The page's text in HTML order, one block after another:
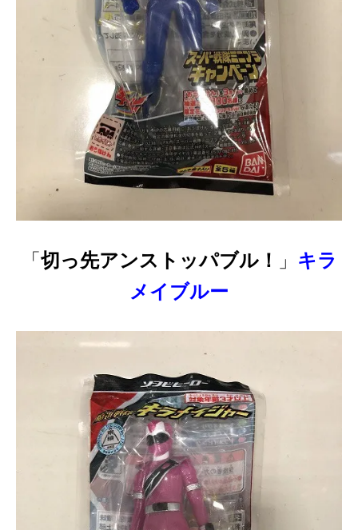
「切っ先アンストッパブル！ 」 キラ
メイブルー